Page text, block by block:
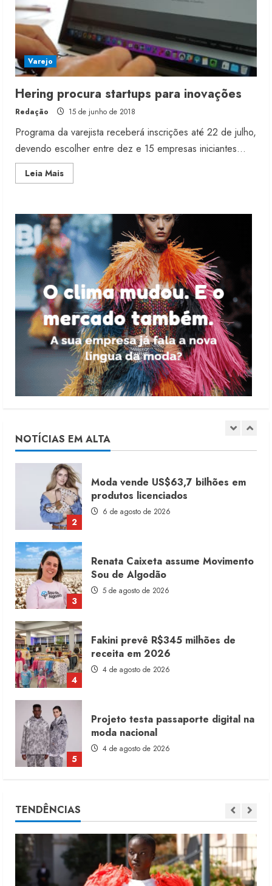
Varejo
Hering procura startups para inovações
Redação 15 de junho de 2018
Programa da varejista receberá inscrições até 22 de julho,
devendo escolher entre dez e 15 empresas iniciantes...
Leia MaisRead
more
startups
para
inovações
NOTÍCIAS EM ALTA
2
Moda vende US$63,7 bilhões em
produtos licenciados
6 de agosto de 2026
Renata Caixeta assume Movimento
Sou de Algodão
5 de agosto de 2026
5
Projeto testa passaporte digital na
moda nacional
4 de agosto de 2026
1
Dia dos Pais reforça retomada da
moda no varejo
7 de agosto de 2026
2
6 de agosto de 2026
3
Renata Caixeta assume Movimento
Sou de Algodão
5 de agosto de 2026
4
Fakini prevê R$345 milhões de
receita em 2026
4 de agosto de 2026
5
Projeto testa passaporte digital na
moda nacional
4 de agosto de 2026
1
Dia dos Pais reforça retomada da
moda no varejo
7 de agosto de 2026
2
Renata Caixeta assume Movimento
TENDÊNCIAS